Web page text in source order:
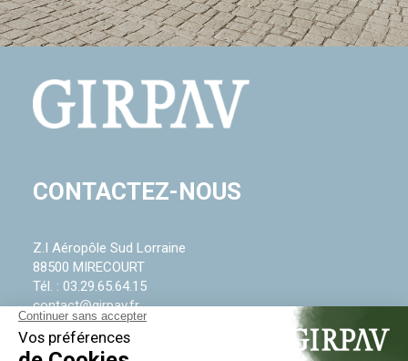
CONTACTEZ-NOUS
Z.I Aéropôle Sud Lorraine
88500 MIRECOURT
Tél. : 03.29.65.64.15
contact@girpav.fr